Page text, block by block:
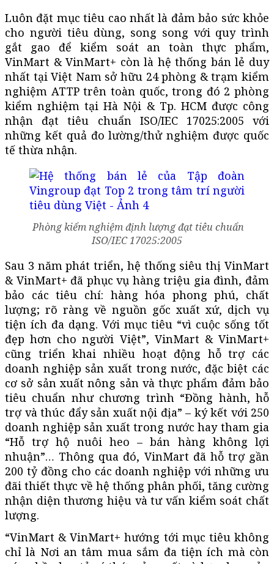
Luôn đặt mục tiêu cao nhất là đảm bảo sức khỏe
cho người tiêu dùng, song song với quy trình
gắt gao để kiểm soát an toàn thực phẩm,
VinMart & VinMart+ còn là hệ thống bán lẻ duy
nhất tại Việt Nam sở hữu 24 phòng & trạm kiểm
nghiệm ATTP trên toàn quốc, trong đó 2 phòng
kiểm nghiệm tại Hà Nội & Tp. HCM được công
nhận đạt tiêu chuẩn ISO/IEC 17025:2005 với
những kết quả đo lường/thử nghiệm được quốc
tế thừa nhận.
Phòng kiểm nghiệm định lượng đạt tiêu chuẩn
ISO/IEC 17025:2005
Sau 3 năm phát triển, hệ thống siêu thị VinMart
& VinMart+ đã phục vụ hàng triệu gia đình, đảm
bảo các tiêu chí: hàng hóa phong phú, chất
lượng; rõ ràng về nguồn gốc xuất xứ, dịch vụ
tiện ích đa dạng. Với mục tiêu “vì cuộc sống tốt
đẹp hơn cho người Việt”, VinMart & VinMart+
cũng triển khai nhiều hoạt động hỗ trợ các
doanh nghiệp sản xuất trong nước, đặc biệt các
cơ sở sản xuất nông sản và thực phẩm đảm bảo
tiêu chuẩn như chương trình “Đồng hành, hỗ
trợ và thúc đẩy sản xuất nội địa” – ký kết với 250
doanh nghiệp sản xuất trong nước hay tham gia
“Hỗ trợ hộ nuôi heo – bán hàng không lợi
nhuận”… Thông qua đó, VinMart đã hỗ trợ gần
200 tỷ đồng cho các doanh nghiệp với những ưu
đãi thiết thực về hệ thống phân phối, tăng cường
nhận diện thương hiệu và tư vấn kiểm soát chất
lượng.
“VinMart & VinMart+ hướng tới mục tiêu không
chỉ là Nơi an tâm mua sắm đa tiện ích mà còn